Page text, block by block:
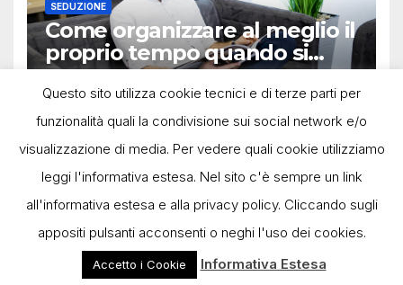
SEDUZIONE
Come organizzare al meglio il
proprio tempo quando si
lavora in autonomia
Powered by Deegita.com | Privacy Policy
Questo sito utilizza cookie tecnici e di terze parti per
funzionalità quali la condivisione sui social network e/o
visualizzazione di media. Per vedere quali cookie utilizziamo
leggi l'informativa estesa. Nel sito c'è sempre un link
all'informativa estesa e alla privacy policy. Cliccando sugli
appositi pulsanti acconsenti o neghi l'uso dei cookies.
Accetto i Cookie Informativa Estesa